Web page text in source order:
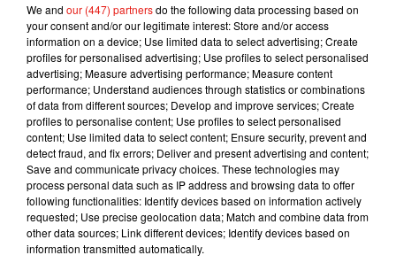
Pitch Perfect 3
Pitch Perfect 3 Bande-annonce VO
Musique
7 août 2026
RÜFÜS DU SOL annonce un nouvel
album après sa tournée mondiale
We and our (447) partnersdo the following data processing based on
your consent and/or our legitimate interest: Store and/or access
information on a device; Use limited data to select advertising; Create
profiles for personalised advertising; Use profiles to select personalised
advertising; Measure advertising performance; Measure content
performance; Understand audiences through statistics or combinations
of data from different sources; Develop and improve services; Create
profiles to personalise content; Use profiles to select personalised
content; Use limited data to select content; Ensure security, prevent and
detect fraud, and fix errors; Deliver and present advertising and content;
Save and communicate privacy choices. These technologies may
process personal data such as IP address and browsing data to offer
following functionalities: Identify devices based on information actively
requested; Use precise geolocation data; Match and combine data from
other data sources; Link different devices; Identify devices based on
information transmitted automatically.